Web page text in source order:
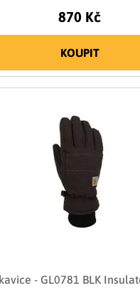
870 Kč
KOUPIT
- GL0781 BLK